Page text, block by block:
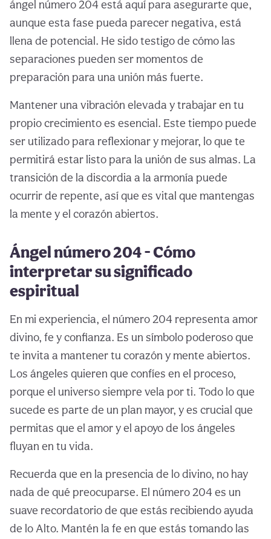
ángel número 204 está aquí para asegurarte que,
aunque esta fase pueda parecer negativa, está
llena de potencial. He sido testigo de cómo las
separaciones pueden ser momentos de
preparación para una unión más fuerte.
Mantener una vibración elevada y trabajar en tu
propio crecimiento es esencial. Este tiempo puede
ser utilizado para reflexionar y mejorar, lo que te
permitirá estar listo para la unión de sus almas. La
transición de la discordia a la armonía puede
ocurrir de repente, así que es vital que mantengas
la mente y el corazón abiertos.
Ángel número 204 - Cómo
interpretar su significado
espiritual
En mi experiencia, el número 204 representa amor
divino, fe y confianza. Es un símbolo poderoso que
te invita a mantener tu corazón y mente abiertos.
Los ángeles quieren que confíes en el proceso,
porque el universo siempre vela por ti. Todo lo que
sucede es parte de un plan mayor, y es crucial que
permitas que el amor y el apoyo de los ángeles
fluyan en tu vida.
Recuerda que en la presencia de lo divino, no hay
nada de qué preocuparse. El número 204 es un
suave recordatorio de que estás recibiendo ayuda
de lo Alto. Mantén la fe en que estás tomando las